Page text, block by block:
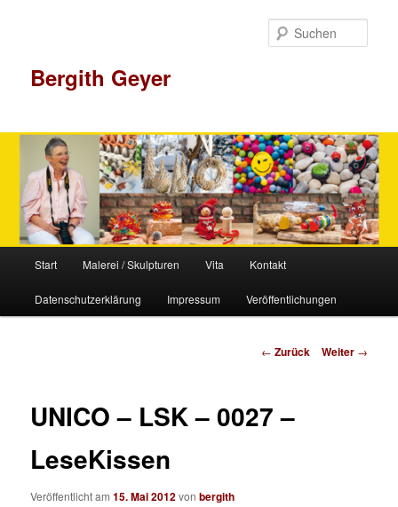
Bergith Geyer
Start Malerei / Skulpturen Vita Kontakt
Datenschutzerklärung Impressum Veröffentlichungen
Beitrags-
← Zurück Weiter →
UNICO – LSK – 0027 –
LeseKissen
Veröffentlicht am15. Mai 2012vonbergith